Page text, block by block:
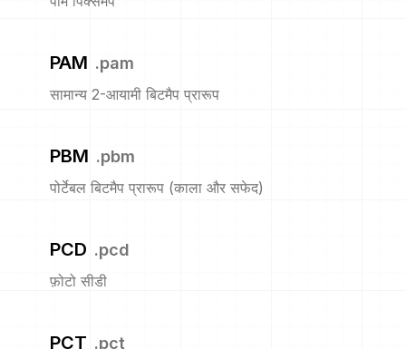
PAM .pam
सामान्य 2-आयामी बिटमैप प्रारूप
PBM .pbm
पोर्टेबल बिटमैप प्रारूप (काला और सफेद)
PCD .pcd
फ़ोटो सीडी
PCT .pct